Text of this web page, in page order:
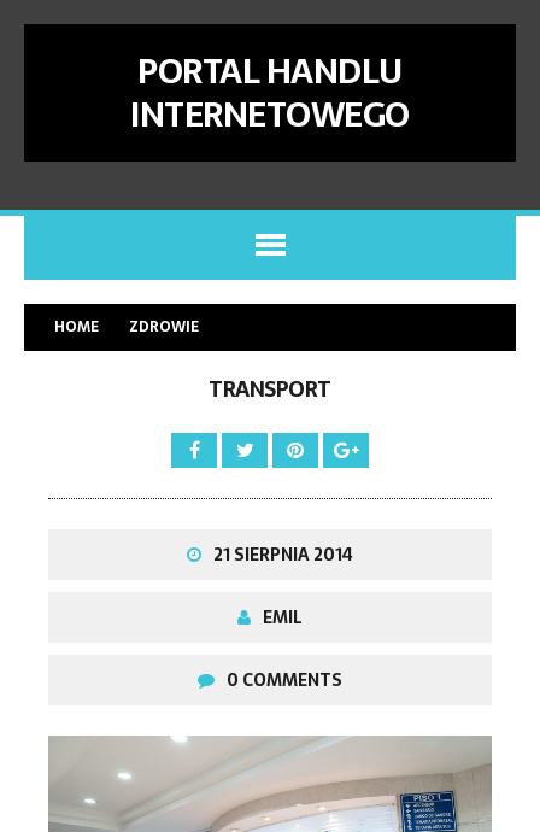
PORTAL HANDLU
INTERNETOWEGO
HOME ZDROWIE
TRANSPORT
21 SIERPNIA 2014
EMIL
0 COMMENTS